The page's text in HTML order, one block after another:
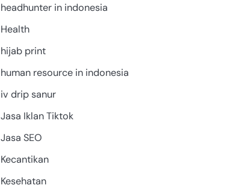
headhunter in indonesia
Health
hijab print
human resource in indonesia
iv drip sanur
Jasa Iklan Tiktok
Jasa SEO
Kecantikan
Kesehatan